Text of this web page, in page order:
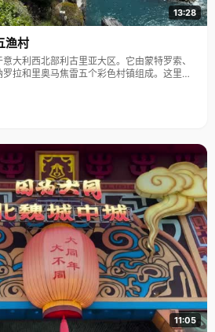
13:28
渔村
大利西北部利古里亚大区。它由蒙特罗索、
拉和里奥马焦雷五个彩色村镇组成。这里依
被列为世界文化遗产。
11:05